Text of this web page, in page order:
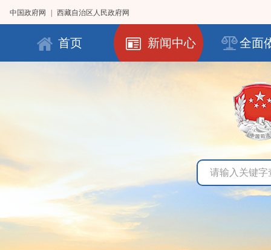
中国政府网 西藏自治区人民政府网
首页 新闻中心 全面